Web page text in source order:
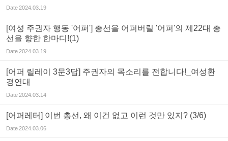
Date2024.03.19
[여성 주권자 행동 '어퍼'] 총선을 어퍼버릴 '어퍼'의 제22대 총
선을 향한 한마디!(1)
Date2024.03.19
[어퍼 릴레이 3문3답] 주권자의 목소리를 전합니다!_여성환
경연대
Date2024.03.14
[어퍼레터] 이번 총선, 왜 이건 없고 이런 것만 있지? (3/6)
Date2024.03.06